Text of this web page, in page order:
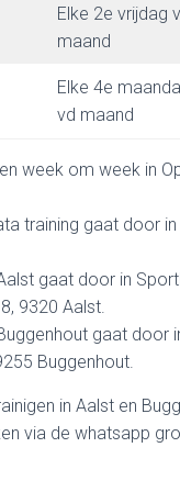
Elke 2e vrijdag
maand
Elke 4e
vd maand
week om week in
training gaat door
gaat door in
9320 Aalst.
gaat door
Buggenhout.
in Aalst en
via de whatsapp